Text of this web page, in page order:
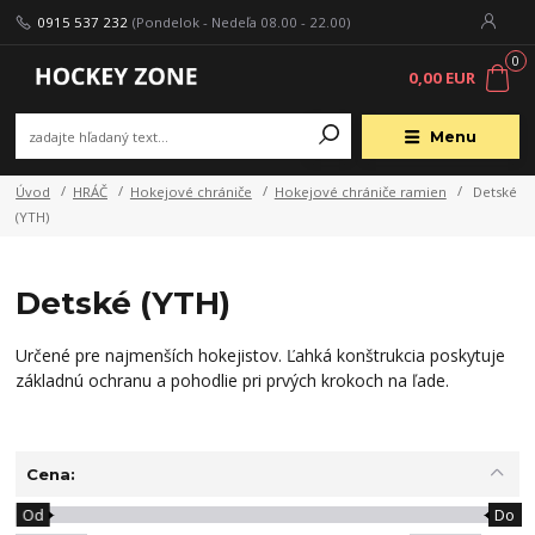
Menu
0915 537 232 (Pondelok - Nedeľa 08.00 - 22.00)
0
0,00 EUR
Úvod HRÁČ Hokejové chrániče Hokejové chrániče ramien
Detské
(YTH)
Detské (YTH)
Určené pre najmenších hokejistov. Ľahká konštrukcia poskytuje
základnú ochranu a pohodlie pri prvých krokoch na ľade.
Cena:
Od Do